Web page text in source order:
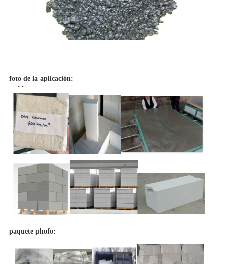
foto de la aplicación:
paquete phofo: